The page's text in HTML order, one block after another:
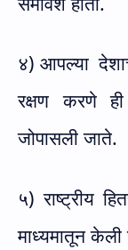
४) आपल्या
रक्षण करणे ही
जोपासली जाते.
५) राष्ट्रीय
माध्यमातून